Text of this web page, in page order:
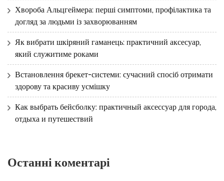
Хвороба Альцгеймера: перші симптоми, профілактика та
догляд за людьми із захворюванням
Як вибрати шкіряний гаманець: практичний аксесуар,
який служитиме роками
Встановлення брекет-системи: сучасний спосіб отримати
здорову та красиву усмішку
Как выбрать бейсболку: практичный аксессуар для города,
отдыха и путешествий
Останні коментарі